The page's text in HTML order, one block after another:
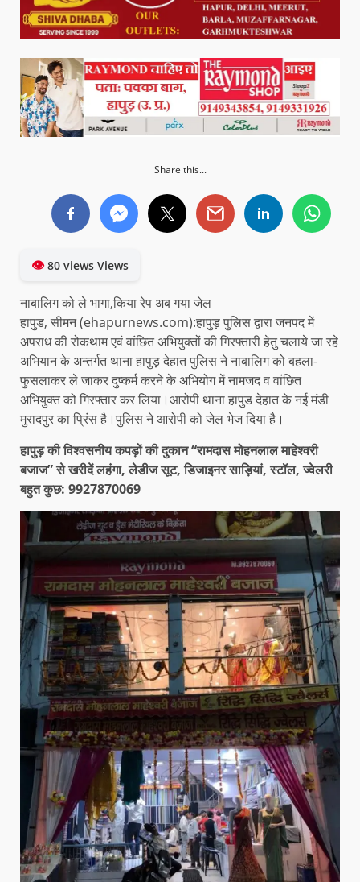
Share this...
👁80 views Views
नाबालिग को ले भागा,किया रेप अब गया जेल
हापुड, सीमन (ehapurnews.com):हापुड़ पुलिस द्वारा जनपद में
अपराध की रोकथाम एवं वांछित अभियुक्तों की गिरफ्तारी हेतु चलाये जा रहे
अभियान के अन्तर्गत थाना हापुड़ देहात पुलिस ने नाबालिग को बहला-
फुसलाकर ले जाकर दुष्कर्म करने के अभियोग में नामजद व वांछित
अभियुक्त को गिरफ्तार कर लिया।आरोपी थाना हापुड देहात के नई मंडी
मुरादपुर का प्रिंस है।पुलिस ने आरोपी को जेल भेज दिया है।
हापुड़ की विश्वसनीय कपड़ों की दुकान “रामदास मोहनलाल माहेश्वरी
बजाज” से खरीदें लहंगा, लेडीज सूट, डिजाइनर साड़ियां, स्टॉल, ज्वेलरी
बहुत कुछ: 9927870069